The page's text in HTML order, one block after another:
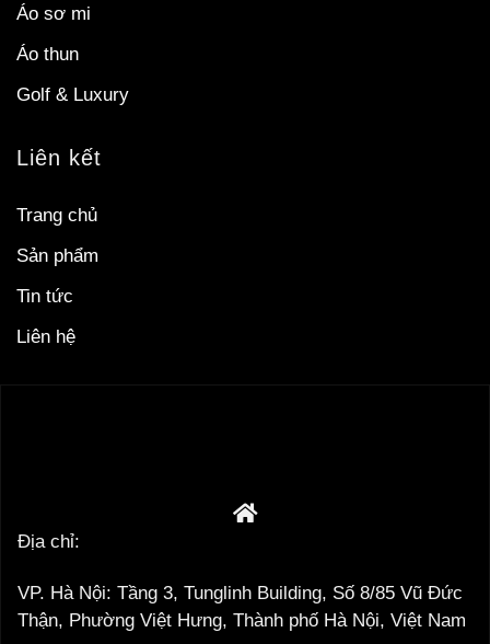
Áo sơ mi
Áo thun
Golf & Luxury
Liên kết
Trang chủ
Sản phẩm
Tin tức
Liên hệ
Địa chỉ:
VP. Hà Nội: Tầng 3, Tunglinh Building, Số 8/85 Vũ Đức
Thận, Phường Việt Hưng, Thành phố Hà Nội, Việt Nam